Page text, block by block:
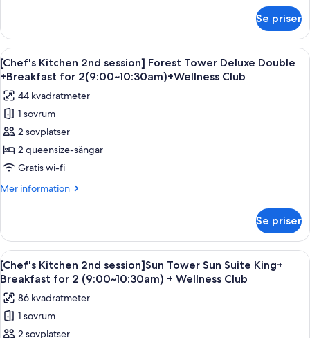
King
Breakfast
for
2(9:00~10:30am)
+Wellness
Club
Kitchen
2nd
session]
Forest
Deluxe
King
+
Breakfast
for
+Wellness
Club
Se priser
Öppna
alla
foton
för
[Chef's
Kitchen
2nd
session]
Forest
Double
+Breakfast
for
2(9:00~10:30am)+Wellness
Club
Ett hotellrum med två sängar, ett
6
[Chef's Kitchen 2nd session] Forest Tower Deluxe Double
+Breakfast for 2(9:00~10:30am)+Wellness Club
44 kvadratmeter
1 sovrum
2 sovplatser
2 queensize-sängar
Gratis wi-fi
Mer information
Mer
Kitchen
2nd
session]
Forest
Deluxe
Double
+Breakfast
Se priser
Öppna
alla
foton
för
[Chef's
Ett modernt hotellrum med en stor
5
[Chef's Kitchen 2nd session]Sun Tower Sun Suite King+
Breakfast for 2 (9:00~10:30am) + Wellness Club
86 kvadratmeter
1 sovrum
2 sovplatser